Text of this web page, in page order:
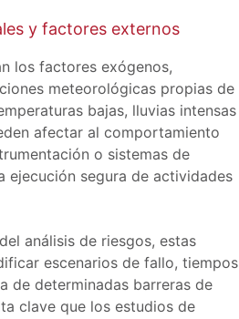
y factores externos
los factores exógenos,
meteorológicas propias de
bajas, lluvias intensas
afectar al comportamiento
o sistemas de
ejecución segura de actividades
análisis de riesgos, estas
escenarios de fallo, tiempos
de determinadas barreras de
clave que los estudios de